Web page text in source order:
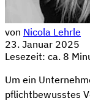
von Nicola Lehrle
23. Januar 2025
Lesezeit: ca. 8
Um ein
pflichtbewusstes